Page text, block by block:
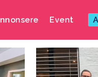
Event